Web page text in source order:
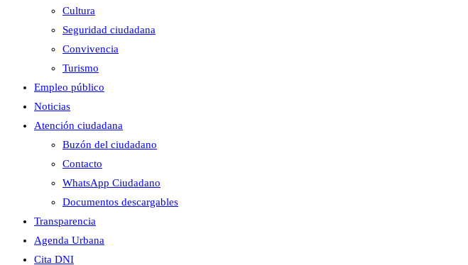
Cultura
Seguridad ciudadana
Convivencia
Turismo
Empleo público
Noticias
Atención ciudadana
Buzón del ciudadano
Contacto
WhatsApp Ciudadano
Documentos descargables
Transparencia
Agenda Urbana
Cita DNI